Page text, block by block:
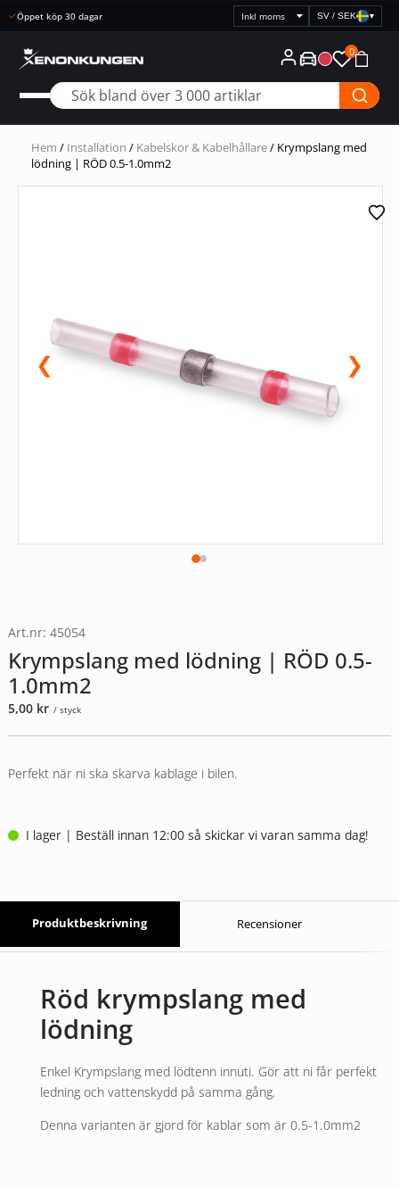
Öppet köp 30 dagar
Välj
prisvisning
SV / SEK ▾
0
Hem / Installation / Kabelskor & Kabelhållare/ Krympslang med
lödning | RÖD 0.5-1.0mm2
❮ ❯
Art.nr: 45054
Krympslang med lödning | RÖD 0.5-
1.0mm2
5,00 kr / styck
Perfekt när ni ska skarva kablage i bilen.
I lager | Beställ innan 12:00 så skickar vi varan samma dag!
Produktbeskrivning Recensioner
Röd krympslang med
lödning
Enkel Krympslang med lödtenn innuti. Gör att ni får perfekt
ledning och vattenskydd på samma gång.
Denna varianten är gjord för kablar som är 0.5-1.0mm2